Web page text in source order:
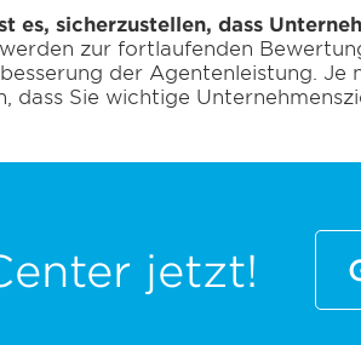
es, sicherzustellen, dass
zur fortlaufenden
der Agentenleistung. Je
dass Sie wichtige
jetzt!